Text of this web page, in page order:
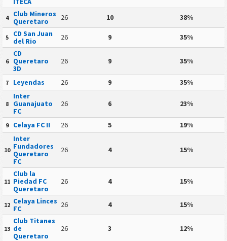
4
Club Mineros
Queretaro
26 10 38%
5
CD San Juan
del Rio
26 9 35%
6
CD
Queretaro
3D
26 9 35%
7 Leyendas 26 9 35%
8
Inter
Guanajuato
FC
26 6 23%
9 Celaya FC II 26 5 19%
10
Inter
Fundadores
Queretaro
FC
26 4 15%
11
Club la
Piedad FC
Queretaro
26 4 15%
12 Celaya Linces
FC
26 4 15%
13
Club Titanes
de
Queretaro
26 3 12%